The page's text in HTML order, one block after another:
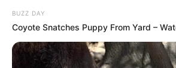
BUZZ DAY
Coyote Snatches Puppy From Yard –